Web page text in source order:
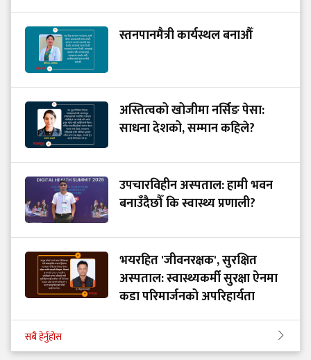
स्तनपानमैत्री कार्यस्थल बनाऔँ
अस्तित्वको खोजीमा नर्सिङ पेसा:
साधना देशको, सम्मान कहिले?
उपचारविहीन अस्पताल: हामी भवन
बनाउँदैछौँ कि स्वास्थ्य प्रणाली?
भयरहित 'जीवनरक्षक', सुरक्षित
अस्पताल: स्वास्थ्यकर्मी सुरक्षा ऐनमा
कडा परिमार्जनको अपरिहार्यता
सबै हेर्नुहोस